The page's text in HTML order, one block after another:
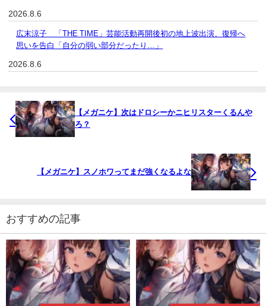
2026.8.6
広末涼子 「THE TIME」芸能活動再開後初の地上波出演、復帰へ
思いを告白「自分の弱い部分だったり…」
2026.8.6
【メガニケ】次はドロシーかニヒリスターくるんや
ろ？
【メガニケ】スノホワってまだ強くなるよな
おすすめの記事